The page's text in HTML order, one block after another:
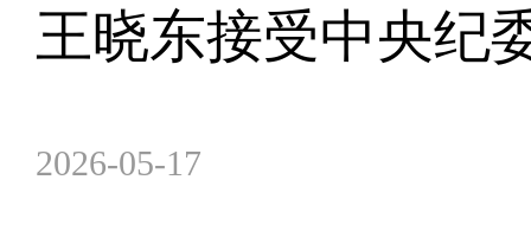
王晓东接受中央纪
2026-05-17